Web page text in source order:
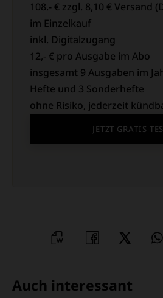
108.- € zzgl. 8,10 € Versand
im Einzelkauf
inkl. Digitalzugang
12,- € pro Ausgabe im Abo
insgesamt 9 Ausgaben im
Hefte und 3 Sonderhefte
ohne Risiko, jederzeit
JETZT GRATIS
ÜBERSCHRIFT
Auch interessant